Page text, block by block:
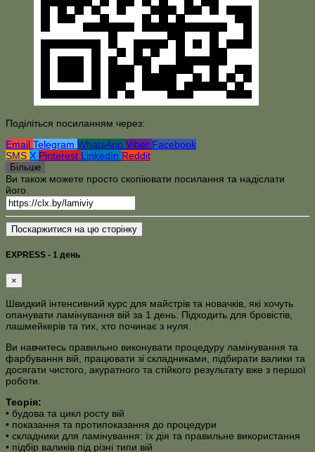
Поділіться посиланням через:
Email Telegram WhatsApp Viber Facebook
SMS X Pinterest LinkedIn Reddit
Більше
Ви також можете просто скопіювати посилання та надіслати
його.
Поскаржитися на цю сторінку
EXPRESS - 1 день
×
Швидкий інтенсивний курс для майстрів та новачків, які хочуть
опанувати ламінування вій за 1 день. Підходить для бровістів,
лашмейкерів та тих, хто починає з нуля.
Ви навчитесь правильно виконувати процедуру ламінування та
фарбування вій, працювати зі складниками, підбирати валики та
досягати чистого, акуратного та стійкого результату вже з першої
роботи.
Теорія:
• будова та цикл росту вій
• показання та протипоказання до процедури
• складники для ламінування: їх дія та правильне використання
• підбір валиків під різні типи вій